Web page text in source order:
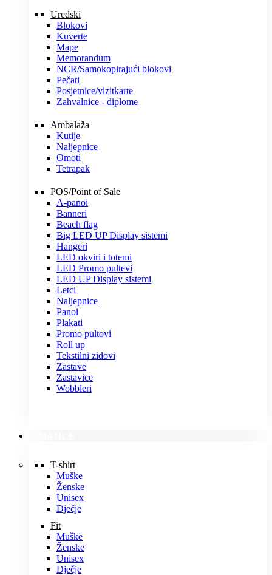
Uredski
Blokovi
Kuverte
Mape
Memorandum
NCR/Samokopirajući blokovi
Pečati
Posjetnice/vizitkarte
Zahvalnice - diplome
Ambalaža
Kutije
Naljepnice
Omoti
Tetrapak
POS/Point of Sale
A-panoi
Banneri
Beach flag
Big LED UP Display sistemi
Hangeri
LED okviri i totemi
LED Promo pultevi
LED UP Display sistemi
Letci
Naljepnice
Panoi
Plakati
Promo pultovi
Roll up
Tekstilni zidovi
Zastave
Zastavice
Wobbleri
T-shirt
Muške
Ženske
Unisex
Dječje
Fit
Muške
Ženske
Unisex
Dječje